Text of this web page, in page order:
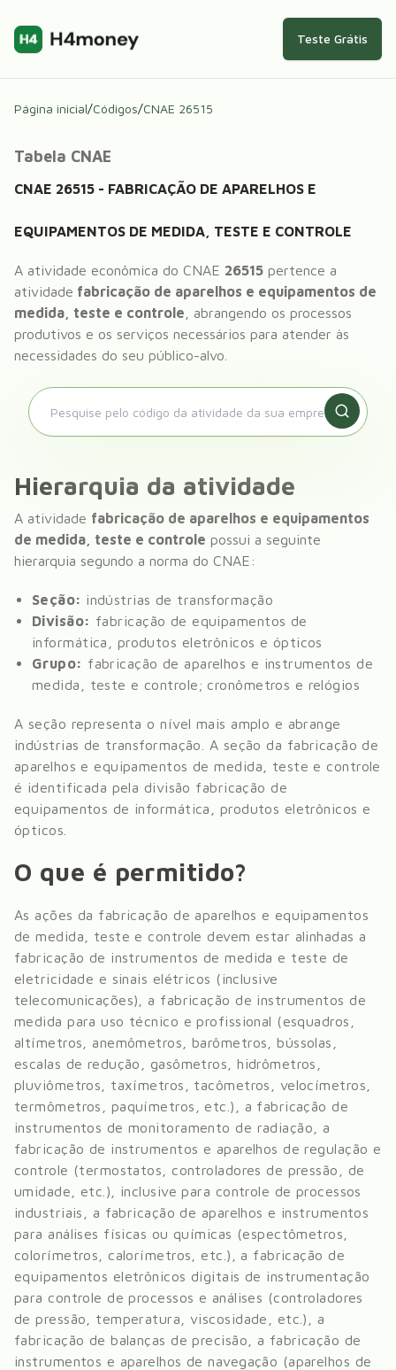
Teste Grátis
Página inicial/Códigos/CNAE 26515
Tabela CNAE
CNAE 26515 - FABRICAÇÃO DE APARELHOS E
EQUIPAMENTOS DE MEDIDA, TESTE E CONTROLE
A atividade econômica do CNAE 26515 pertence a
atividade fabricação de aparelhos e equipamentos de
medida, teste e controle , abrangendo os processos
produtivos e os serviços necessários para atender às
necessidades do seu público-alvo.
Hierarquia da atividade
A atividade fabricação de aparelhos e equipamentos
de medida, teste e controle possui a seguinte
hierarquia segundo a norma do CNAE:
Seção: indústrias de transformação
Divisão: fabricação de equipamentos de
informática, produtos eletrônicos e ópticos
Grupo: fabricação de aparelhos e instrumentos de
medida, teste e controle; cronômetros e relógios
A seção representa o nível mais amplo e abrange
indústrias de transformação
. A seção da fabricação de
aparelhos e equipamentos de medida, teste e controle
é identificada pela divisão fabricação de
equipamentos de informática, produtos eletrônicos e
ópticos
O que é permitido?
As ações da fabricação de aparelhos e equipamentos
de medida, teste e controle devem estar alinhadas a
fabricação de instrumentos de medida e teste de
eletricidade e sinais elétricos (inclusive
telecomunicações), a fabricação de instrumentos de
medida para uso técnico e profissional (esquadros,
altímetros, anemômetros, barômetros, bússolas,
escalas de redução, gasômetros, hidrômetros,
pluviômetros, taxímetros, tacômetros, velocímetros,
termômetros, paquímetros, etc.), a fabricação de
instrumentos de monitoramento de radiação, a
fabricação de instrumentos e aparelhos de regulação e
controle (termostatos, controladores de pressão, de
umidade, etc.), inclusive para controle de processos
industriais, a fabricação de aparelhos e instrumentos
para análises físicas ou químicas (espectômetros,
colorímetros, calorímetros, etc.), a fabricação de
equipamentos eletrônicos digitais de instrumentação
para controle de processos e análises (controladores
de pressão, temperatura, viscosidade, etc.), a
fabricação de balanças de precisão, a fabricação de
instrumentos e aparelhos de navegação (aparelhos de